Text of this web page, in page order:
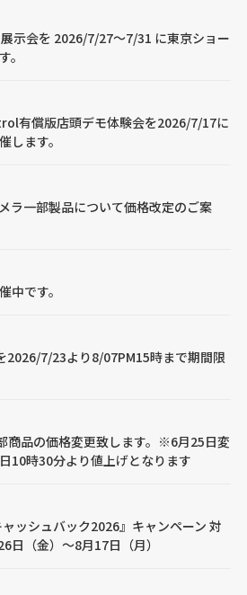
示会を 2026/7/27～7/31 に東京ショー
。
有償版店頭デモ体験会を2026/7/17に
します。
ラ一部製品について価格改定のご案
中です。
2026/7/23より8/07PM15時まで期間限
商品の価格変更致します。※6月25日変
10時30分より値上げとなります
ッシュバック2026』キャンペーン 対
日（金）～8月17日（月）